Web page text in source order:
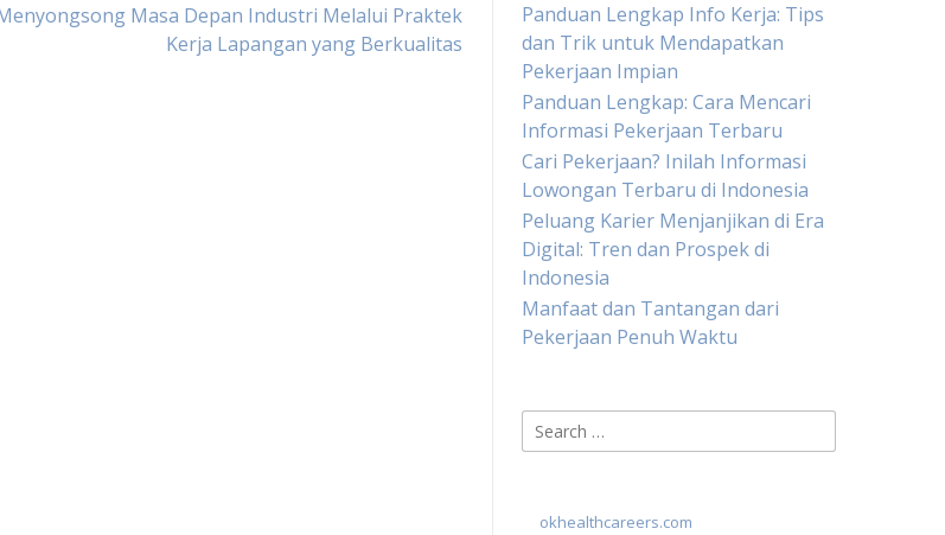
Masa Depan Industri Melalui Praktek
Kerja Lapangan yang Berkualitas
Panduan Lengkap Info Kerja: Tips
dan Trik untuk Mendapatkan
Pekerjaan Impian
Panduan Lengkap: Cara Mencari
Informasi Pekerjaan Terbaru
Cari Pekerjaan? Inilah Informasi
Lowongan Terbaru di Indonesia
Peluang Karier Menjanjikan di Era
Digital: Tren dan Prospek di
Indonesia
Manfaat dan Tantangan dari
Pekerjaan Penuh Waktu
Search
for:
okhealthcareers.com